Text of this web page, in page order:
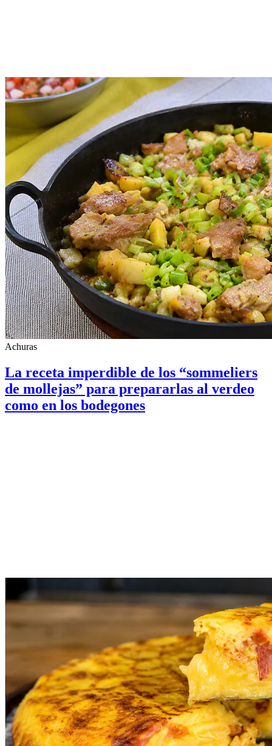
Achuras
La receta imperdible de los “sommeliers
de mollejas” para prepararlas al verdeo
como en los bodegones